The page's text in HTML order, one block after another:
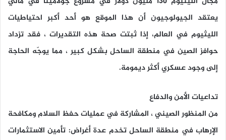
يعتقد الجيولوجيون أن هذا الموقع هو أحد أكبر احتياطيات
الليثيوم في العالم، إذا ثبتت صحة هذه التقديرات ، فقد تزداد
حوافز الصين في منطقة الساحل بشكل كبير ، مما يوجّه الحاجة
إلى وجود عسكري أكثر ديمومة.
تداعيات الأمن والدفاع
من المنظور الصيني ، المشاركة في عمليات حفظ السلام ومكافحة
الإرهاب في منطقة الساحل تخدم عدة أغراض: تأمين الاستثمارات